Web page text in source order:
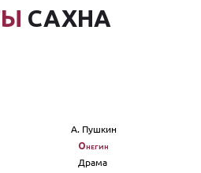
САХНА
А. Пушкин
Онегин
Драма